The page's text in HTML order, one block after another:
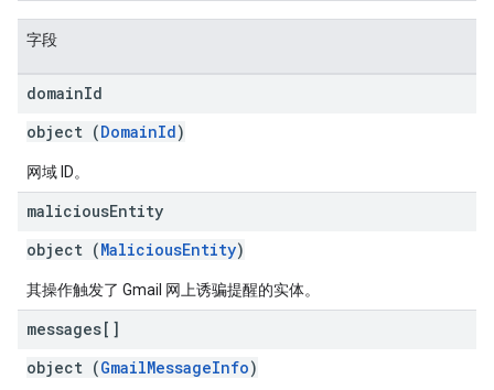
字段
domainId
object (DomainId)
网域 ID。
maliciousEntity
object (MaliciousEntity)
其操作触发了 Gmail 网上诱骗提醒的实体。
messages[]
object (GmailMessageInfo)